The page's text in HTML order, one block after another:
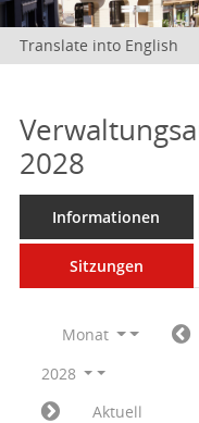
Translate into English
2028
Informationen
Sitzungen
Monat
2028
Aktuell